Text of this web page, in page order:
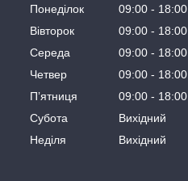
Понеділок 09:00
18:00
Вівторок
09:00
18:00
Середа
09:00
18:00
Четвер
09:00
18:00
Пʼятниця
09:00
18:00
Субота
Вихідний
Неділя
Вихідний